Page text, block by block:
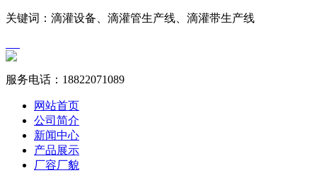
关键词：滴灌设备、滴灌管生产线、滴灌带生产线
服务电话： 18822071089
网站首页
公司简介
新闻中心
产品展示
厂容厂貌